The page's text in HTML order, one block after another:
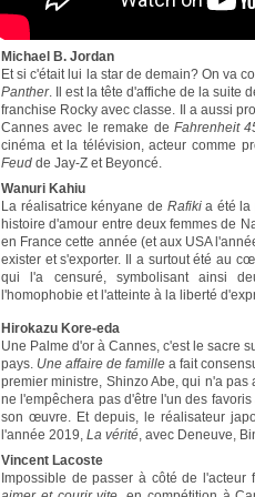
Michael B. Jordan
Et si c'était lui la star de demain? On va
Panther. Il est la tête d'affiche de la suite
franchise Rocky avec classe. Il a aussi
Cannes avec le remake de Fahrenheit
cinéma et la télévision, acteur comme
Feud de Jay-Z et Beyoncé.
Wanuri Kahiu
La réalisatrice kényane de Rafikia été la
histoire d'amour entre deux femmes de
en France cette année (et aux USA
exister et s'exporter. Il a surtout été au
qui l'a censuré, symbolisant ainsi
l'homophobie et l'atteinte à la liberté
Hirokazu Kore-eda
Une Palme d'or à Cannes, c'est le sacre
pays. Une affaire de famille a fait
premier ministre, Shinzo Abe, qui n'a
ne l'empêchera pas d'être l'un des
son œuvre. Et depuis, le réalisateur
l'année 2019, La vérité, avec Deneuve,
Vincent Lacoste
Impossible de passer à côté de